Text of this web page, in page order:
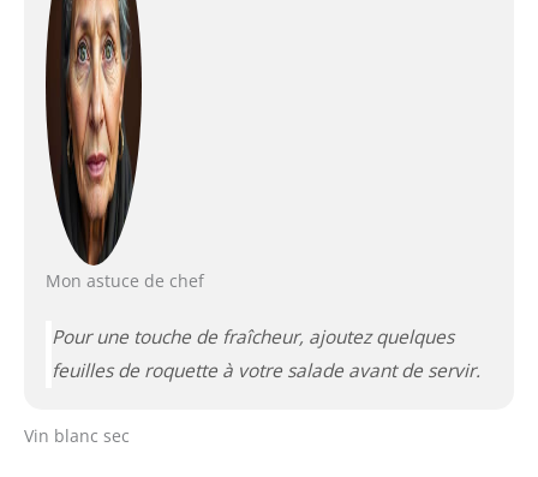
Mon astuce de chef
Pour une touche de fraîcheur, ajoutez quelques
feuilles de roquette à votre salade avant de servir.
Vin blanc sec